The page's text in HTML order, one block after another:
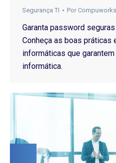
Segurança TI Por Compuworks
Garanta password
Conheça as boas práticas
informáticas que
informática.